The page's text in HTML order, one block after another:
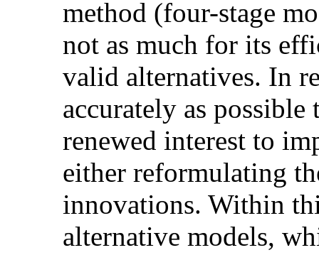
method (four-stage
not as much for its
valid alternatives. In
accurately as possible
renewed interest to
either reformulating
innovations. Within
alternative models,